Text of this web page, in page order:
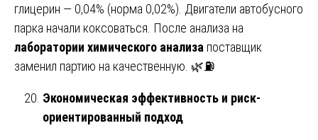
глицерин — 0,04% (норма 0,02%). Двигатели автобусного
парка начали коксоваться. После анализа на
лаборатории химического анализа поставщик
заменил партию на качественную. 🌿⛽
Экономическая эффективность и риск-
ориентированный подход